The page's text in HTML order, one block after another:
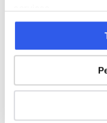
Autres villes